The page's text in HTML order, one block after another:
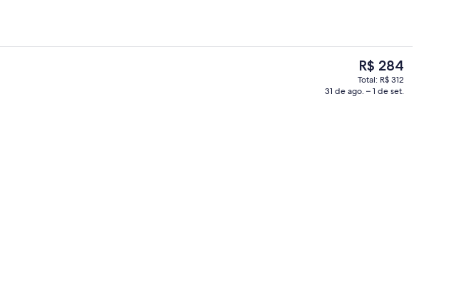
Ponto de interesse
O
preço
atual
R$ 284
Total: R$ 312
31 de ago. – 1 de set.